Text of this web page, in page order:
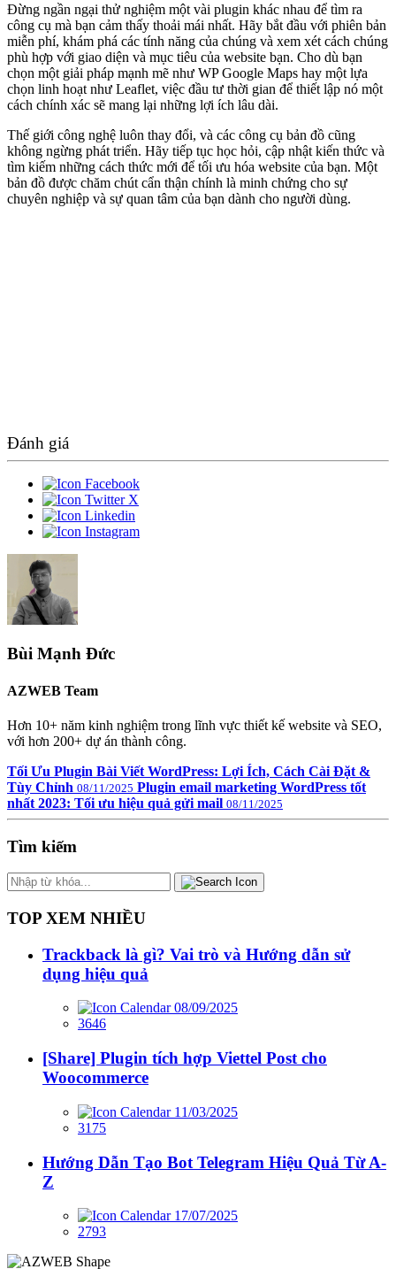
Đừng ngần ngại thử nghiệm một vài plugin khác nhau để tìm ra
công cụ mà bạn cảm thấy thoải mái nhất. Hãy bắt đầu với phiên bản
miễn phí, khám phá các tính năng của chúng và xem xét cách chúng
phù hợp với giao diện và mục tiêu của website bạn. Cho dù bạn
chọn một giải pháp mạnh mẽ như WP Google Maps hay một lựa
chọn linh hoạt như Leaflet, việc đầu tư thời gian để thiết lập nó một
cách chính xác sẽ mang lại những lợi ích lâu dài.
Thế giới công nghệ luôn thay đổi, và các công cụ bản đồ cũng
không ngừng phát triển. Hãy tiếp tục học hỏi, cập nhật kiến thức và
tìm kiếm những cách thức mới để tối ưu hóa website của bạn. Một
bản đồ được chăm chút cẩn thận chính là minh chứng cho sự
chuyên nghiệp và sự quan tâm của bạn dành cho người dùng.
Đánh giá
Bùi Mạnh Đức
AZWEB Team
Hơn 10+ năm kinh nghiệm trong lĩnh vực thiết kế website và SEO,
với hơn 200+ dự án thành công.
Tối Ưu Plugin Bài Viết WordPress: Lợi Ích, Cách Cài Đặt &
Tùy Chỉnh 08/11/2025 Plugin email marketing WordPress tốt
nhất 2023: Tối ưu hiệu quả gửi mail 08/11/2025
Tìm kiếm
TOP XEM NHIỀU
Trackback là gì? Vai trò và Hướng dẫn sử
dụng hiệu quả
08/09/2025
3646
[Share] Plugin tích hợp Viettel Post cho
Woocommerce
11/03/2025
3175
Hướng Dẫn Tạo Bot Telegram Hiệu Quả Từ A-
Z
17/07/2025
2793